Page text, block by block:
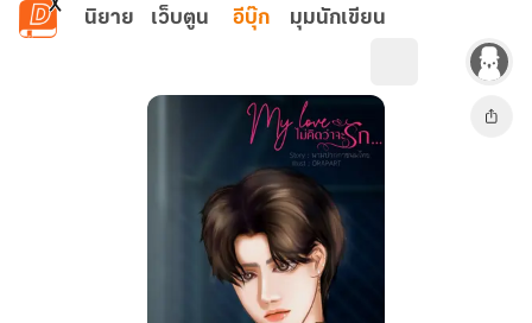
ข้ามไปยังเนื้อหาหลัก
นิยาย เว็บตูน อีบุ๊ก มุมนักเขียน